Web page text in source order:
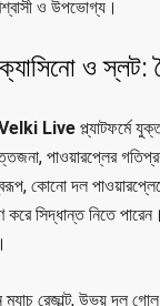
ও উপভোগ্য।
ও স্লট:
Liveপ্ল্যাটফর্মে
পাওয়ারপ্লের
কোনো দল
করে সিদ্ধান্ত নিতে
রেজাল্ট, উভয় দল